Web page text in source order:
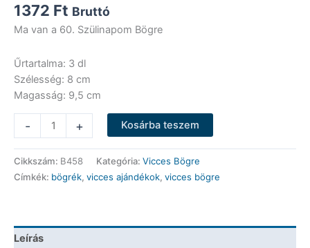
1372 Ft Bruttó
Ma van a 60. Szülinapom Bögre
Űrtartalma: 3 dl
Szélesség: 8 cm
Magasság: 9,5 cm
-
Bögre
-
Ma
van
Szülinapom
+ Kosárba teszem
Cikkszám: B458 Kategória: Vicces Bögre
Címkék: bögrék, vicces ajándékok, vicces bögre
Leírás